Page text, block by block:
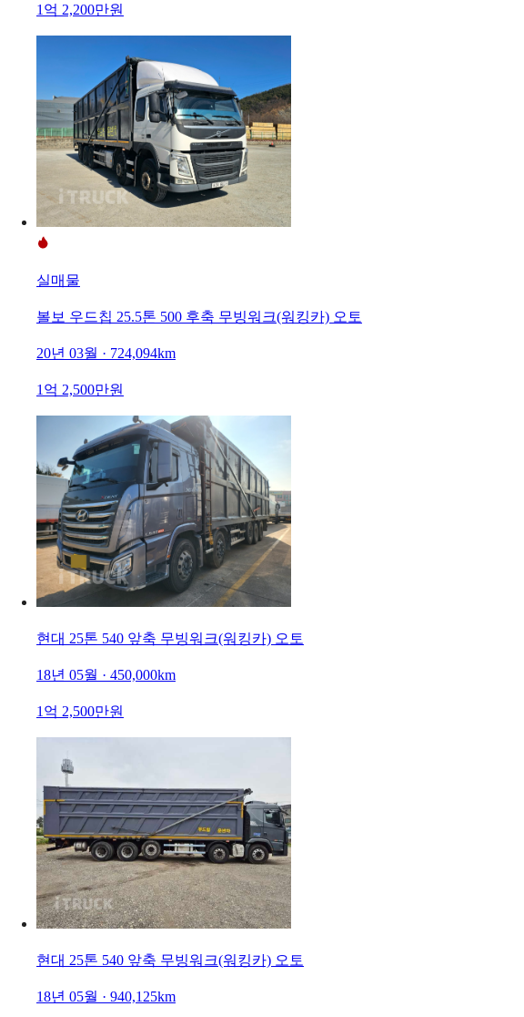
1억 2,200만원
실매물
볼보 우드칩 25.5톤 500 후축 무빙워크(워킹카) 오토
20년 03월 · 724,094km
1억 2,500만원
현대 25톤 540 앞축 무빙워크(워킹카) 오토
18년 05월 · 450,000km
1억 2,500만원
현대 25톤 540 앞축 무빙워크(워킹카) 오토
18년 05월 · 940,125km